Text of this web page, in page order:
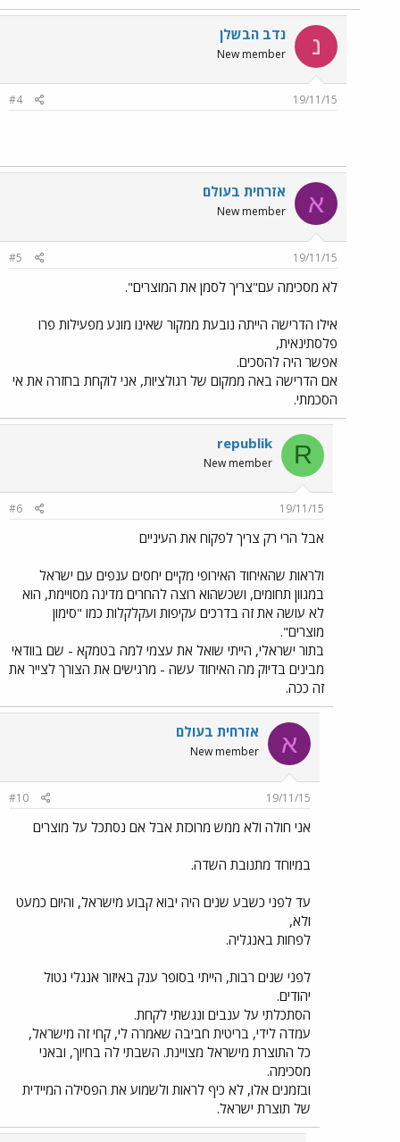
נ נדב הבשלן
New member
19/11/15
#4
א אזרחית בעולם
New member
19/11/15
#5
לא מסכימה עם"צריך לסמן את המוצרים".
אילו הדרישה הייתה נובעת ממקור שאינו מונע מפעילות פרו
פלסתינאית,
אפשר היה להסכים.
אם הדרישה באה ממקום של רגולציות, אני לוקחת בחזרה את אי
הסכמתי.
R
republik
New member
19/11/15
#6
אבל הרי רק צריך לפקוח את העיניים
ולראות שהאיחוד האירופי מקיים יחסים ענפים עם ישראל
במגוון תחומים, ושכשהוא רוצה להחרים מדינה מסויימת, הוא
לא עושה את זה בדרכים עקיפות ועקלקלות כמו "סימון
מוצרים".
בתור ישראלי, הייתי שואל את עצמי למה בטמקא - שם בוודאי
מבינים בדיוק מה האיחוד עשה - מרגישים את הצורך לצייר את
זה ככה.
א אזרחית בעולם
New member
19/11/15
#10
אני חולה ולא ממש מרוכזת אבל אם נסתכל על מוצרים
במיוחד מתנובת השדה.
עד לפני כשבע שנים היה יבוא קבוע מישראל, והיום כמעט
ולא,
לפחות באנגליה.
לפני שנים רבות, הייתי בסופר ענק באיזור אנגלי נטול
יהודים.
הסתכלתי על ענבים ונגשתי לקחת.
עמדה לידי, בריטית חביבה שאמרה לי, קחי זה מישראל,
כל התוצרת מישראל מצויינת. השבתי לה בחיוך, ובאני
מסכימה.
ובזמנים אלו, לא כיף לראות ולשמוע את הפסילה המיידית
של תוצרת ישראל.